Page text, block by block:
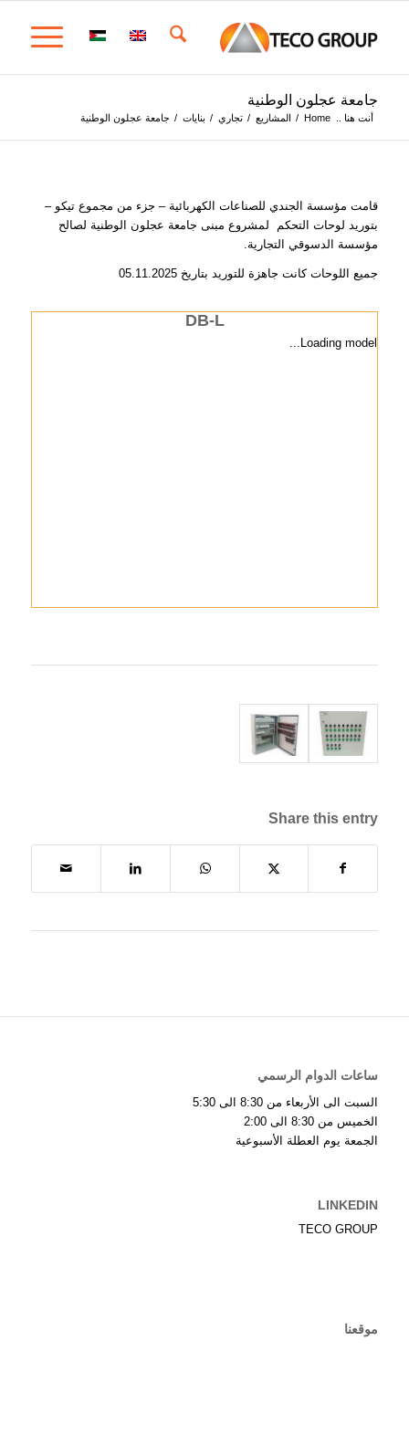
جامعة عجلون الوطنية
أنت هنا .. Home
/ المشاريع / تجاري / بنايات / جامعة عجلون الوطنية
قامت مؤسسة الجندي للصناعات الكهربائية – جزء من مجموع تيكو –
بتوريد لوحات التحكم لمشروع مبنى جامعة عجلون الوطنية لصالح
مؤسسة الدسوقي التجارية.
جميع اللوحات كانت جاهزة للتوريد بتاريخ 05.11.2025
DB-L
Loading model...
Share this entry
ساعات الدوام الرسمي
السبت الى الأربعاء من 8:30 الى 5:30
الخميس من 8:30 الى 2:00
الجمعة يوم العطلة الأسبوعية
LINKEDIN
TECO GROUP
موقعنا